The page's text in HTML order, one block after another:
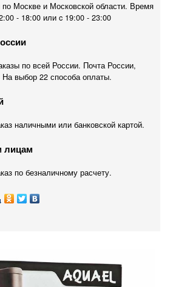
Москве и Московской области. Время
- 18:00 или c 19:00 - 23:00
по всей России. Почта России,
выбор 22 способа оплаты.
наличными или банковской картой.
лицам
по безналичному расчету.